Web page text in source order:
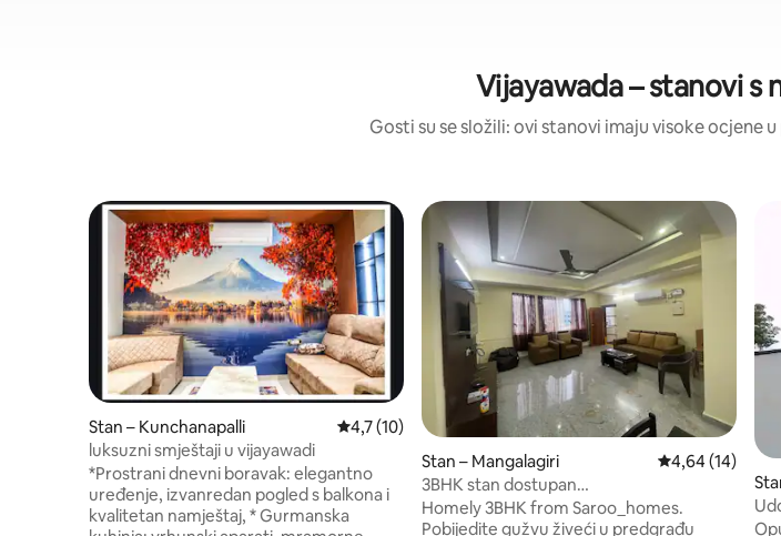
Vijayawada – stanovi s
Gosti su se složili: ovi stanovi imaju visoke
Stan – Kunchanapalli Prosječna ocjena: 4,7/5, recenzija: 10
4,7 (10)
luksuzni smještaji u vijayawadi
*Prostrani dnevni boravak: elegantno
uređenje, izvanredan pogled s balkona i
kvalitetan namještaj, * Gurmanska
Stan – Mangalagiri Prosječna
4,64 (14)
3BHK stan dostupan
Atmakuru/Mangalgiri/Vijayawada
Homely 3BHK from Saroo_homes.
Pobijedite gužvu živeći u predgrađu